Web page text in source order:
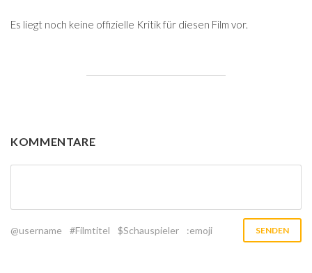
Es liegt noch keine offizielle Kritik für diesen Film vor.
KOMMENTARE
@username #Filmtitel $Schauspieler :emoji